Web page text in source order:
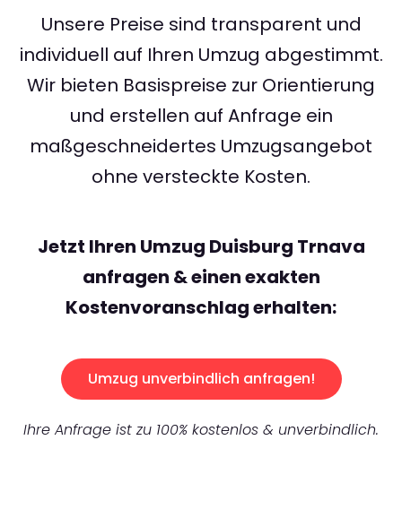
Unsere Preise sind transparent und
individuell auf Ihren Umzug abgestimmt.
Wir bieten Basispreise zur Orientierung
und erstellen auf Anfrage ein
maßgeschneidertes Umzugsangebot
ohne versteckte Kosten.
Jetzt Ihren Umzug Duisburg Trnava
anfragen & einen exakten
Kostenvoranschlag erhalten:
Umzug unverbindlich anfragen!
Ihre Anfrage ist zu 100% kostenlos & unverbindlich.